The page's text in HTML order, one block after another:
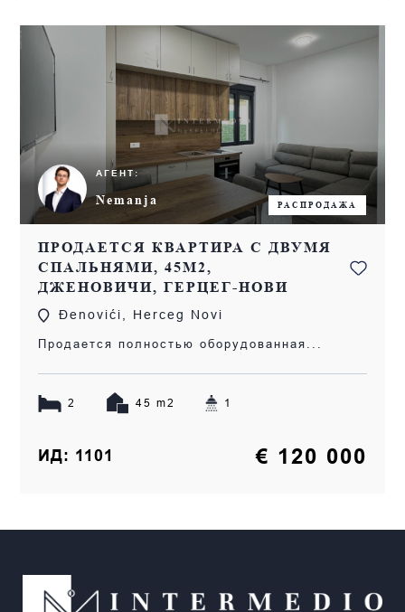
АГЕНТ:
Nemanja РАСПРОДАЖА
ПРОДАЕТСЯ КВАРТИРА С ДВУМЯ
СПАЛЬНЯМИ, 45М2,
ДЖЕНОВИЧИ, ГЕРЦЕГ-НОВИ
Đenovići, Herceg Novi
Продается полностью оборудованная...
2 45 m2 1
ИД: 1101 € 120 000